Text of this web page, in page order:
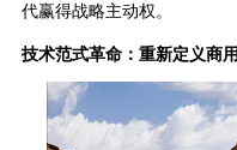
代赢得战略主动权。
技术范式革命：重新定义商